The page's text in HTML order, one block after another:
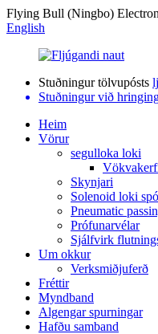
Flying Bull (Ningbo)
English
Stuðningur tölvupósts
Stuðningur við
Heim
Vörur
segulloka loki
Skynjari
Solenoid loki
Pneumatic
Prófunarvélar
Sjálfvirk
Um okkur
Verksmiðjuferð
Fréttir
Myndband
Algengar spurningar
Hafðu samband